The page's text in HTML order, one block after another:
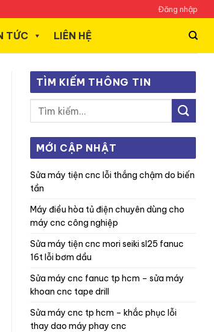
Đăng nhập
TỨC LIÊN HỆ
TÌM KIẾM THÔNG TIN
MỚI CẬP NHẬT
sửa máy tiện cnc lỗi thắng chậm do biến
tần
máy điều hòa tủ điện chuyên dùng cho
máy cnc công nghiệp
sửa máy tiện cnc mori seiki sl25 fanuc
16t lỗi bơm dầu
sửa máy cnc fanuc tp hcm – sửa máy
khoan cnc tape drill
sửa máy cnc tp hcm – khắc phục lỗi
thay dao máy phay cnc